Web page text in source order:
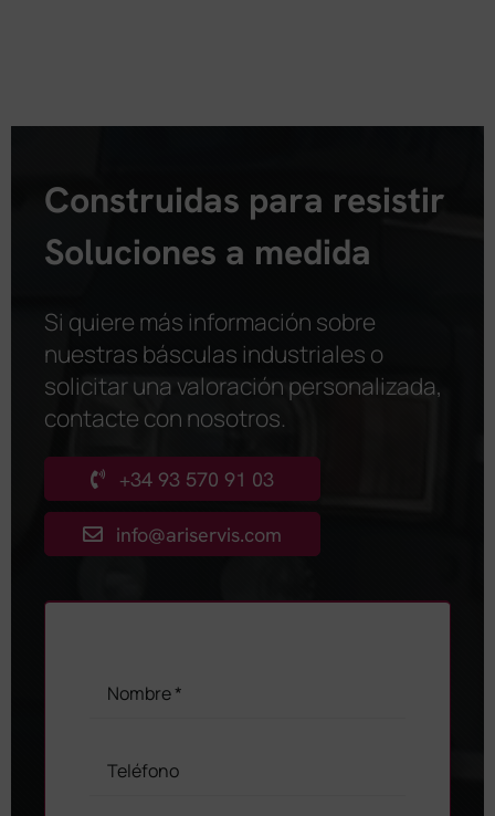
Construidas para resistir
Soluciones a medida
Si quiere más información sobre
nuestras básculas industriales o
solicitar una valoración personalizada,
contacte con nosotros.
+34 93 570 91 03
info@ariservis.com